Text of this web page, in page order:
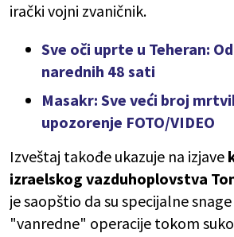
irački vojni zvaničnik.
Sve oči uprte u Teheran:
narednih 48 sati
Masakr: Sve veći broj
upozorenje FOTO/VIDEO
Izveštaj takođe ukazuje na izjave
izraelskog vazduhoplovstva
je saopštio da su specijalne
"vanredne" operacije tokom